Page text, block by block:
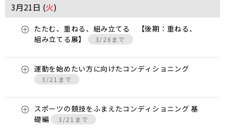
3月21日 (火)
たたむ、重ねる、組み立てる 【後期：重ねる、
組み立てる展】
3/26まで
運動を始めたい方に向けたコンディショニング
3/21まで
スポーツの競技をふまえたコンディショニング 基
礎編
3/21まで